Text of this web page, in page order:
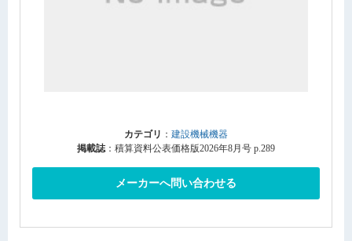
カテゴリ ： 建設機械機器
掲載誌 ：積算資料公表価格版2026年8月号 p.289
メーカーへ問い合わせる